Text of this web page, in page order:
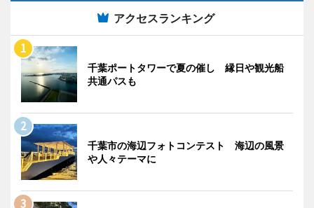
アクセスランキング
千葉ポートタワーで夏の催し 縁日や観光船
共通パスも
千葉市の海辺フォトコンテスト 海辺の風景
や人々テーマに